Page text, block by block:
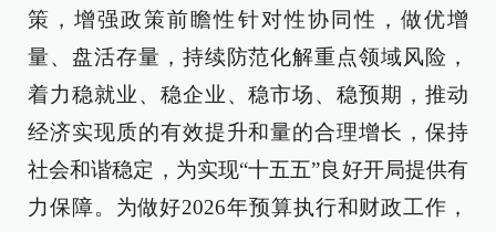
策，增强政策前瞻性针对性协同性，做优增
量、盘活存量，持续防范化解重点领域风险，
着力稳就业、稳企业、稳市场、稳预期，推动
经济实现质的有效提升和量的合理增长，保持
社会和谐稳定，为实现“十五五”良好开局提供有
力保障。为做好2026年预算执行和财政工作，